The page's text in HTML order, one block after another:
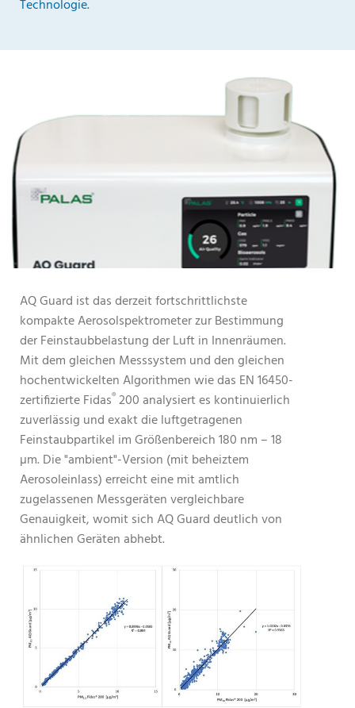
Technologie.
AQ Guard ist das derzeit fortschrittlichste
kompakte Aerosolspektrometer zur Bestimmung
der Feinstaubbelastung der Luft in Innenräumen.
Mit dem gleichen Messsystem und den gleichen
hochentwickelten Algorithmen wie das EN 16450-
zertifizierte Fidas®200 analysiert es kontinuierlich
zuverlässig und exakt die luftgetragenen
Feinstaubpartikel im Größenbereich 180 nm – 18
µm. Die "ambient"-Version (mit beheiztem
Aerosoleinlass) erreicht eine mit amtlich
zugelassenen Messgeräten vergleichbare
Genauigkeit, womit sich AQ Guard deutlich von
ähnlichen Geräten abhebt.